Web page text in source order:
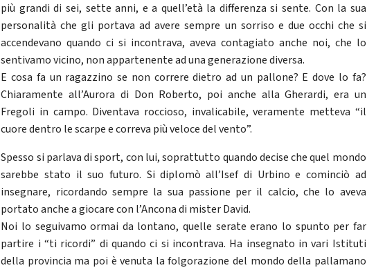
più grandi di sei, sette anni, e a quell’età la differenza si sente. Con la sua
personalità che gli portava ad avere sempre un sorriso e due occhi che si
accendevano quando ci si incontrava, aveva contagiato anche noi, che lo
sentivamo vicino, non appartenente ad una generazione diversa.
E cosa fa un ragazzino se non correre dietro ad un pallone? E dove lo fa?
Chiaramente all’Aurora di Don Roberto, poi anche alla Gherardi, era un
Fregoli in campo. Diventava roccioso, invalicabile, veramente metteva “il
cuore dentro le scarpe e correva più veloce del vento”.
Spesso si parlava di sport, con lui, soprattutto quando decise che quel mondo
sarebbe stato il suo futuro. Si diplomò all’Isef di Urbino e cominciò ad
insegnare, ricordando sempre la sua passione per il calcio, che lo aveva
portato anche a giocare con l’Ancona di mister David.
Noi lo seguivamo ormai da lontano, quelle serate erano lo spunto per far
partire i “ti ricordi” di quando ci si incontrava. Ha insegnato in vari Istituti
della provincia ma poi è venuta la folgorazione del mondo della pallamano